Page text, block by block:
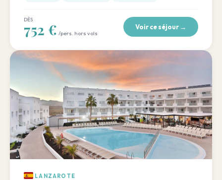
DÈS
752 € /pers. hors vols
Voir ce séjour →
LANZAROTE